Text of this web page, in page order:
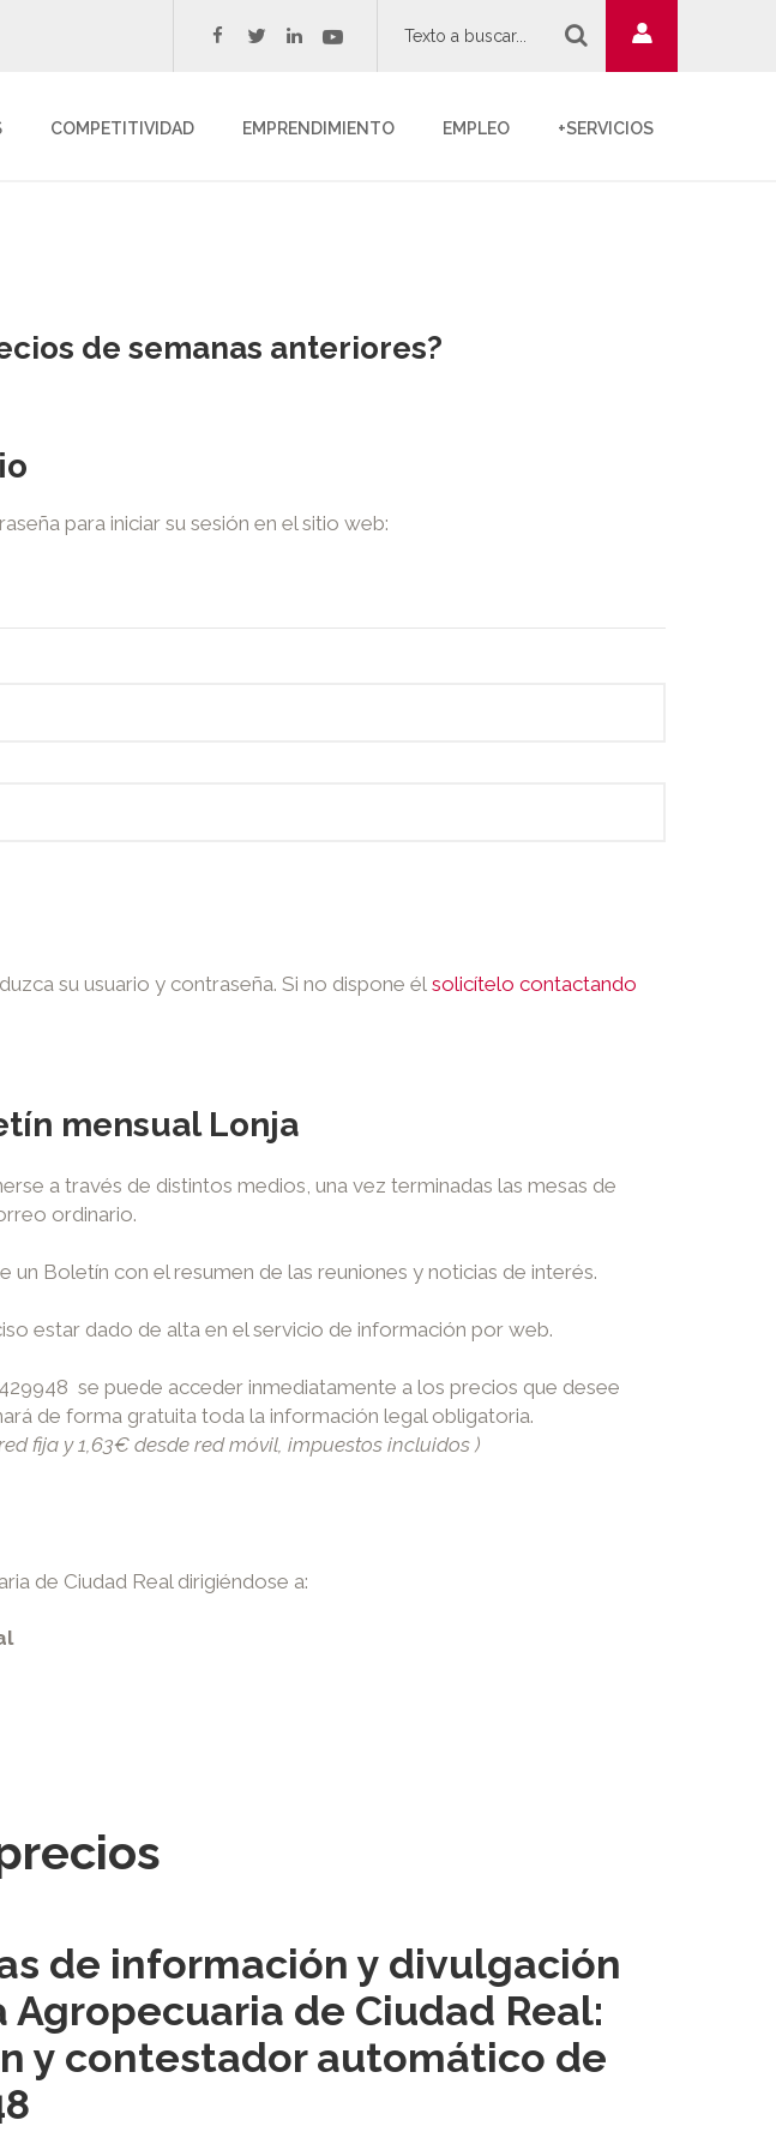
facebook
twitterlinkedinyoutube
COMPETITIVIDAD EMPRENDIMIENTO EMPLEO +SERVICIOS
de semanas anteriores?
para iniciar su sesión en el sitio web:
su usuario y contraseña. Si no dispone él solicítelo contactando
mensual Lonja
a través de distintos medios, una vez terminadas las mesas de
ordinario.
un Boletín con el resumen de las reuniones y noticias de interés.
estar dado de alta en el servicio de información por web.
se puede acceder inmediatamente a los precios que desee
de forma gratuita toda la información legal obligatoria.
fija y 1,63€ desde red móvil, impuestos incluidos )
de Ciudad Real dirigiéndose a:
de información y divulgación
de Ciudad Real:
y contestador automático de